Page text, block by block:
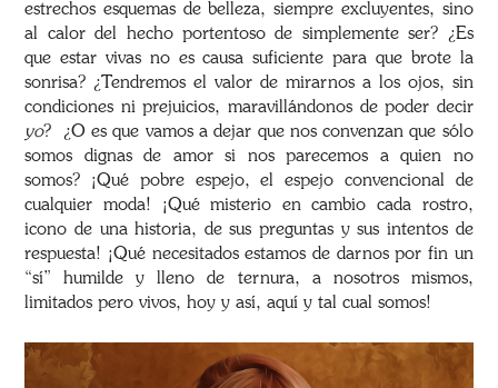
estrechos esquemas de belleza, siempre excluyentes, sino
al calor del hecho portentoso de simplemente ser? ¿Es
que estar vivas no es causa suficiente para que brote la
sonrisa? ¿Tendremos el valor de mirarnos a los ojos, sin
condiciones ni prejuicios, maravillándonos de poder decir
yo?
¿O es que vamos a dejar que nos convenzan que sólo
somos dignas de amor si nos parecemos a quien no
somos? ¡Qué pobre espejo, el espejo convencional de
cualquier moda! ¡Qué misterio en cambio cada rostro,
icono de una historia, de sus preguntas y sus intentos de
respuesta! ¡Qué necesitados estamos de darnos por fin un
“sí” humilde y lleno de ternura, a nosotros mismos,
limitados pero vivos, hoy y así, aquí y tal cual somos!